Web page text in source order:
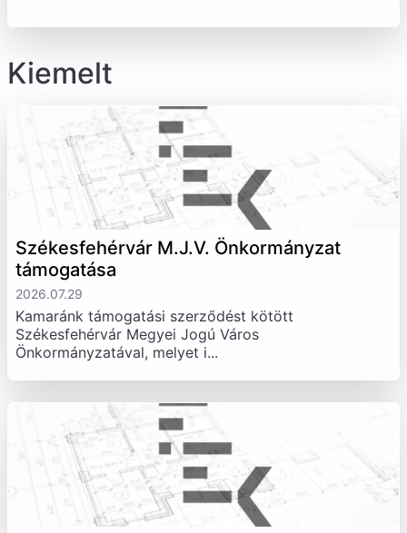
Kiemelt
Székesfehérvár M.J.V. Önkormányzat
támogatása
2026.07.29
Kamaránk támogatási szerződést kötött
Székesfehérvár Megyei Jogú Város
Önkormányzatával, melyet i...